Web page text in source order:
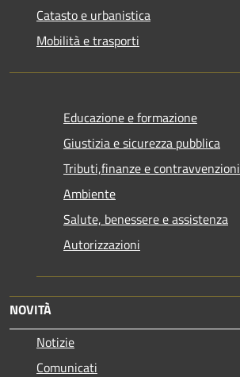
Catasto e urbanistica
Mobilità e trasporti
Educazione e formazione
Giustizia e sicurezza pubblica
Tributi,finanze e contravvenzioni
Ambiente
Salute, benessere e assistenza
Autorizzazioni
NOVITÀ
Notizie
Comunicati